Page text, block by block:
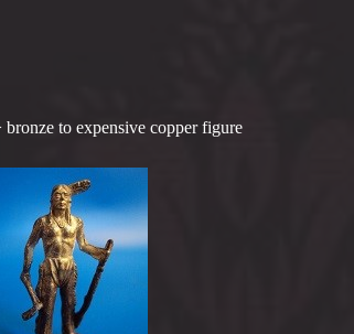
bronze to expensive copper figure